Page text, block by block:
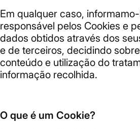
Em qualquer caso,
responsável pelos Cookies e
dados obtidos através dos
e de terceiros, decidindo
conteúdo e utilização do
informação recolhida.
O que é um Cookie?